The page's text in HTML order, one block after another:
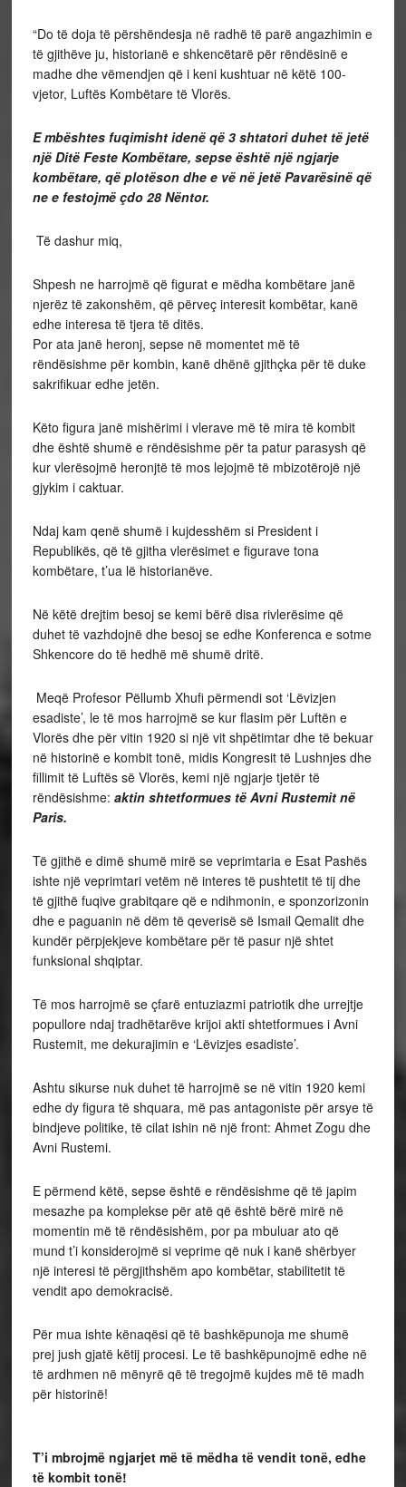
“Do të doja të përshëndesja në radhë të parë angazhimin e
të gjithëve ju, historianë e shkencëtarë për rëndësinë e
madhe dhe vëmendjen që i keni kushtuar në këtë 100-
vjetor, Luftës Kombëtare të Vlorës.
E mbështes fuqimisht idenë që 3 shtatori duhet të jetë
një Ditë Feste Kombëtare, sepse është një ngjarje
kombëtare, që plotëson dhe e vë në jetë Pavarësinë që
ne e festojmë çdo 28 Nëntor.
Të dashur miq,
Shpesh ne harrojmë që figurat e mëdha kombëtare janë
njerëz të zakonshëm, që përveç interesit kombëtar, kanë
edhe interesa të tjera të ditës.
Por ata janë heronj, sepse në momentet më të
rëndësishme për kombin, kanë dhënë gjithçka për të duke
sakrifikuar edhe jetën.
Këto figura janë mishërimi i vlerave më të mira të kombit
dhe është shumë e rëndësishme për ta patur parasysh që
kur vlerësojmë heronjtë të mos lejojmë të mbizotërojë një
gjykim i caktuar.
Ndaj kam qenë shumë i kujdesshëm si President i
Republikës, që të gjitha vlerësimet e figurave tona
kombëtare, t’ua lë historianëve.
Në këtë drejtim besoj se kemi bërë disa rivlerësime që
duhet të vazhdojnë dhe besoj se edhe Konferenca e sotme
Shkencore do të hedhë më shumë dritë.
Meqë Profesor Pëllumb Xhufi përmendi sot ‘Lëvizjen
esadiste’, le të mos harrojmë se kur flasim për Luftën e
Vlorës dhe për vitin 1920 si një vit shpëtimtar dhe të bekuar
në historinë e kombit tonë, midis Kongresit të Lushnjes dhe
fillimit të Luftës së Vlorës, kemi një ngjarje tjetër të
rëndësishme: aktin shtetformues të Avni Rustemit në
Paris.
Të gjithë e dimë shumë mirë se veprimtaria e Esat Pashës
ishte një veprimtari vetëm në interes të pushtetit të tij dhe
të gjithë fuqive grabitqare që e ndihmonin, e sponzorizonin
dhe e paguanin në dëm të qeverisë së Ismail Qemalit dhe
kundër përpjekjeve kombëtare për të pasur një shtet
funksional shqiptar.
Të mos harrojmë se çfarë entuziazmi patriotik dhe urrejtje
popullore ndaj tradhëtarëve krijoi akti shtetformues i Avni
Rustemit, me dekurajimin e ‘Lëvizjes esadiste’.
Ashtu sikurse nuk duhet të harrojmë se në vitin 1920 kemi
edhe dy figura të shquara, më pas antagoniste për arsye të
bindjeve politike, të cilat ishin në një front: Ahmet Zogu dhe
Avni Rustemi.
E përmend këtë, sepse është e rëndësishme që të japim
mesazhe pa komplekse për atë që është bërë mirë në
momentin më të rëndësishëm, por pa mbuluar ato që
mund t’i konsiderojmë si veprime që nuk i kanë shërbyer
një interesi të përgjithshëm apo kombëtar, stabilitetit të
vendit apo demokracisë.
Për mua ishte kënaqësi që të bashkëpunoja me shumë
prej jush gjatë këtij procesi. Le të bashkëpunojmë edhe në
të ardhmen në mënyrë që të tregojmë kujdes më të madh
për historinë!
T’i mbrojmë ngjarjet më të mëdha të vendit tonë, edhe
të kombit tonë!